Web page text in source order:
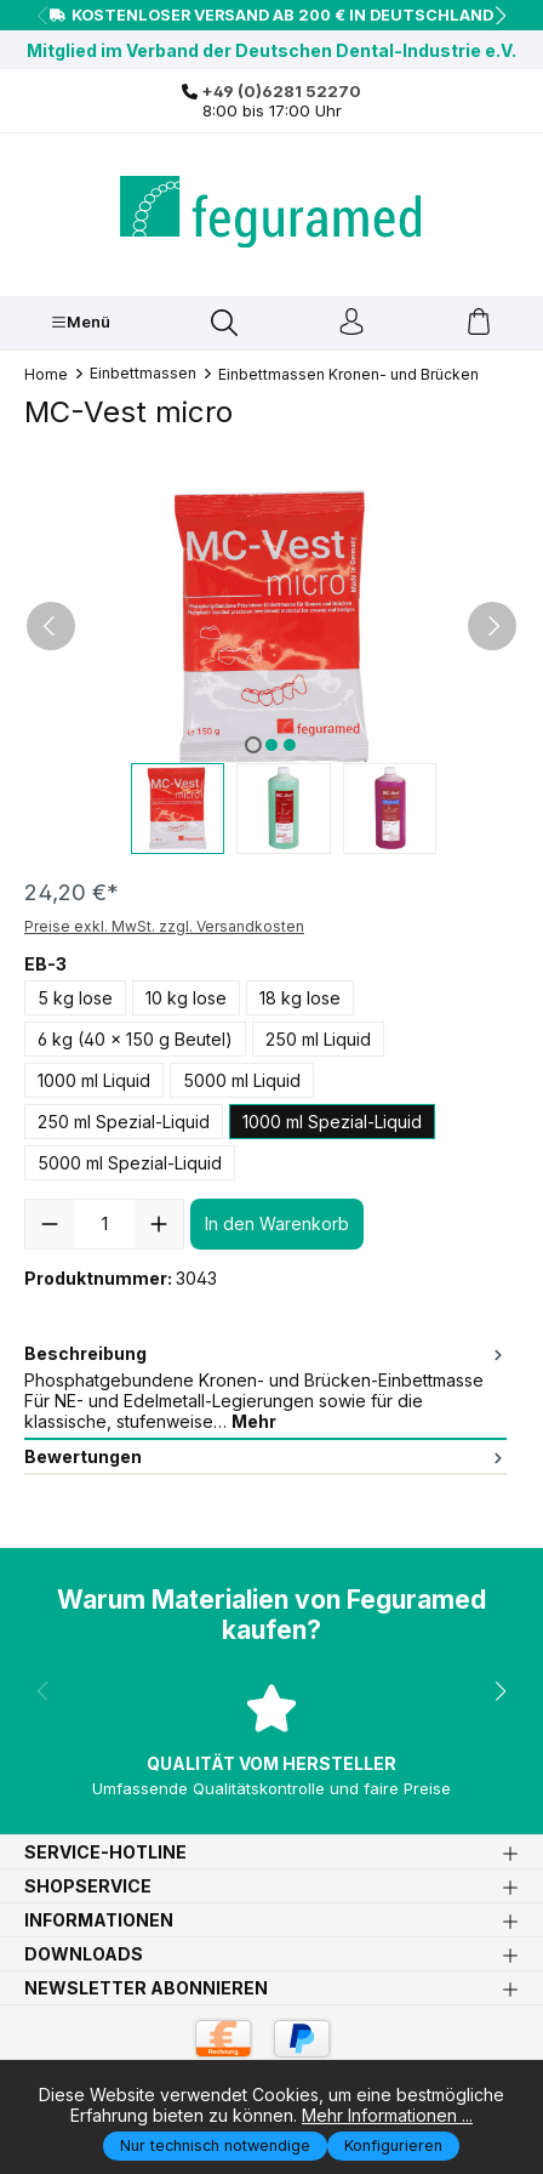
springen
KOSTENLOSER VERSAND AB 200 € IN DEUTSCHLAND
Mitglied im Verband der Deutschen Dental-Industrie e.V.
+49 (0)6281 52270
8:00 bis 17:00 Uhr
Menü
Home Einbettmassen Einbettmassen Kronen- und Brücken
MC-Vest micro
24,20 €*
Preise exkl. MwSt. zzgl. Versandkosten
EB-3
5 kg lose
10 kg lose
18 kg lose
6 kg (40 x 150 g Beutel)
250 ml Liquid
1000 ml Liquid
5000 ml Liquid
250 ml Spezial-Liquid
1000 ml Spezial-Liquid
5000 ml Spezial-Liquid
In den Warenkorb
Produktnummer: 3043
Beschreibung
Phosphatgebundene Kronen- und Brücken-Einbettmasse
Für NE- und Edelmetall-Legierungen sowie für die
klassische, stufenweise… Mehr
Bewertungen
Warum Materialien von Feguramed
kaufen?
QUALITÄT VOM HERSTELLER
Umfassende Qualitätskontrolle und faire Preise
SERVICE-HOTLINE
SHOPSERVICE
INFORMATIONEN
DOWNLOADS
NEWSLETTER ABONNIEREN
* Alle Preise exkl. gesetzl. Mehrwertsteuer zzgl.Versandkosten
und ggf. Nachnahmegebühren, wenn nicht anders angegeben.
2026© Feguramed GmbH
Diese Website verwendet Cookies, um eine bestmögliche
Erfahrung bieten zu können. Mehr Informationen ...
Nur technisch notwendige Konfigurieren